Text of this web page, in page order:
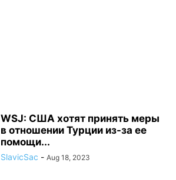
WSJ: США хотят принять меры
в отношении Турции из-за ее
помощи...
SlavicSac - Aug 18, 2023